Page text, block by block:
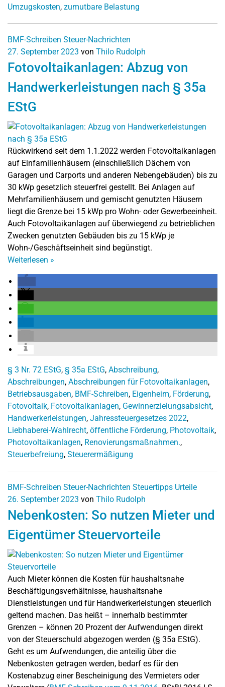
Umzugskosten, zumutbare Belastung
BMF-Schreiben Steuer-Nachrichten
27. September 2023 von Thilo Rudolph
Fotovoltaikanlagen: Abzug von
Handwerkerleistungen nach § 35a
EStG
Rückwirkend seit dem 1.1.2022 werden Fotovoltaikanlagen
auf Einfamilienhäusern (einschließlich Dächern von
Garagen und Carports und anderen Nebengebäuden) bis zu
30 kWp gesetzlich steuerfrei gestellt. Bei Anlagen auf
Mehrfamilienhäusern und gemischt genutzten Häusern
liegt die Grenze bei 15 kWp pro Wohn- oder Gewerbeeinheit.
Auch Fotovoltaikanlagen auf überwiegend zu betrieblichen
Zwecken genutzten Gebäuden bis zu 15 kWp je
Wohn-/Geschäftseinheit sind begünstigt.
Weiterlesen »
§ 3 Nr. 72 EStG, § 35a EStG, Abschreibung,
Abschreibungen, Abschreibungen für Fotovoltaikanlagen,
Betriebsausgaben, BMF-Schreiben, Eigenheim, Förderung,
Fotovoltaik, Fotovoltaikanlagen, Gewinnerzielungsabsicht,
Handwerkerleistungen, Jahressteuergesetzes 2022,
Liebhaberei-Wahlrecht, öffentliche Förderung, Photovoltaik,
Photovoltaikanlagen, Renovierungsmaßnahmen.,
Steuerbefreiung, Steuerermäßigung
BMF-Schreiben Steuer-Nachrichten Steuertipps Urteile
26. September 2023 von Thilo Rudolph
Nebenkosten: So nutzen Mieter und
Eigentümer Steuervorteile
Auch Mieter können die Kosten für haushaltsnahe
Beschäftigungsverhältnisse, haushaltsnahe
Dienstleistungen und für Handwerkerleistungen steuerlich
geltend machen. Das heißt – innerhalb bestimmter
Grenzen – können 20 Prozent der Aufwendungen direkt
von der Steuerschuld abgezogen werden (§ 35a EStG).
Geht es um Aufwendungen, die anteilig über die
Nebenkosten getragen werden, bedarf es für den
Kostenabzug einer Bescheinigung des Vermieters oder